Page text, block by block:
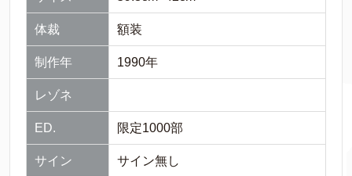
体裁 額装
制作年 1990年
レゾネ
ED. 限定1000部
サイン サイン無し